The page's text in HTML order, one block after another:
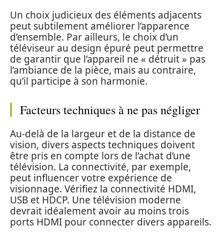
Un choix judicieux des éléments adjacents
peut subtilement améliorer l’apparence
d’ensemble. Par ailleurs, le choix d’un
téléviseur au design épuré peut permettre
de garantir que l’appareil ne « détruit » pas
l’ambiance de la pièce, mais au contraire,
qu’il participe à son harmonie.
Facteurs techniques à ne pas négliger
Au-delà de la largeur et de la distance de
vision, divers aspects techniques doivent
être pris en compte lors de l’achat d’une
télévision. La connectivité, par exemple,
peut influencer votre expérience de
visionnage. Vérifiez la connectivité HDMI,
USB et HDCP. Une télévision moderne
devrait idéalement avoir au moins trois
ports HDMI pour connecter divers appareils.